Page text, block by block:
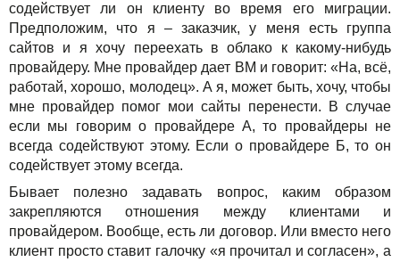
содействует ли он клиенту во время его миграции.
Предположим, что я – заказчик, у меня есть группа
сайтов и я хочу переехать в облако к какому-нибудь
провайдеру. Мне провайдер дает ВМ и говорит: «На, всё,
работай, хорошо, молодец». А я, может быть, хочу, чтобы
мне провайдер помог мои сайты перенести. В случае
если мы говорим о провайдере А, то провайдеры не
всегда содействуют этому. Если о провайдере Б, то он
содействует этому всегда.
Бывает полезно задавать вопрос, каким образом
закрепляются отношения между клиентами и
провайдером. Вообще, есть ли договор. Или вместо него
клиент просто ставит галочку «я прочитал и согласен», а